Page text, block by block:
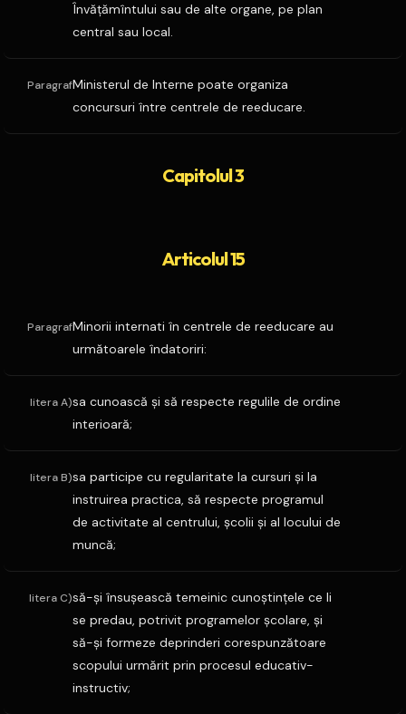
Învăţămîntului sau de alte organe, pe plan
central sau local.
ParagrafMinisterul de Interne poate organiza
concursuri între centrele de reeducare.
Capitolul 3
Articolul 15
ParagrafMinorii internati în centrele de reeducare au
următoarele îndatoriri:
litera A)sa cunoască şi să respecte regulile de ordine
interioară;
litera B)sa participe cu regularitate la cursuri şi la
instruirea practica, să respecte programul
de activitate al centrului, şcolii şi al locului de
muncă;
litera C)să-şi însuşească temeinic cunoştinţele ce li
se predau, potrivit programelor şcolare, şi
să-şi formeze deprinderi corespunzătoare
scopului urmărit prin procesul educativ-
instructiv;